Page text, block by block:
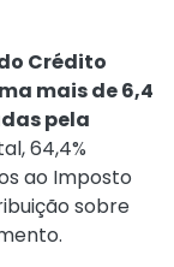
Crédito
mais de 6,4
pela
64,4%
ao Imposto
sobre